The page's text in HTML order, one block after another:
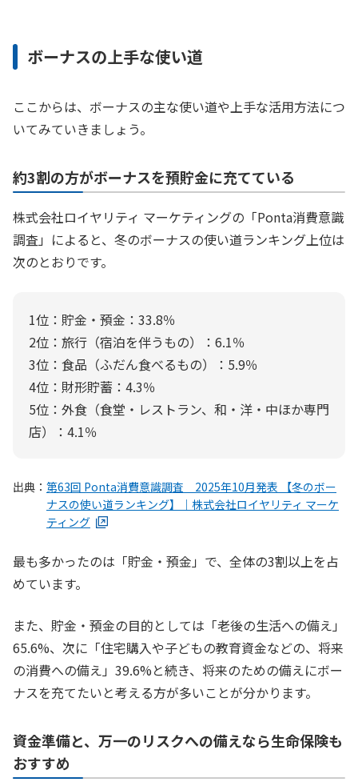
ボーナスの上手な使い道
ここからは、ボーナスの主な使い道や上手な活用方法につ
いてみていきましょう。
約3割の方がボーナスを預貯金に充てている
株式会社ロイヤリティ マーケティングの「Ponta消費意識
調査」によると、冬のボーナスの使い道ランキング上位は
次のとおりです。
1位：貯金・預金：33.8％
2位：旅行（宿泊を伴うもの）：6.1％
3位：食品（ふだん食べるもの）：5.9％
4位：財形貯蓄：4.3％
5位：外食（食堂・レストラン、和・洋・中ほか専門
店）：4.1％
出典： 第63回 Ponta消費意識調査 2025年10月発表 【冬のボー
ナスの使い道ランキング】｜株式会社ロイヤリティ マーケ
ティング
最も多かったのは「貯金・預金」で、全体の3割以上を占
めています。
また、貯金・預金の目的としては「老後の生活への備え」
65.6%、次に「住宅購入や子どもの教育資金などの、将来
の消費への備え」39.6%と続き、将来のための備えにボー
ナスを充てたいと考える方が多いことが分かります。
資金準備と、万一のリスクへの備えなら生命保険も
おすすめ